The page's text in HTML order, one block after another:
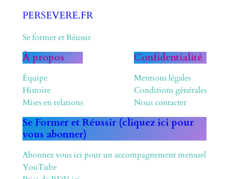
PERSEVERE.FR
Se former et Réussir
À propos
Équipe
Histoire
Mises en relations
Confidentialité
Mentions légales
Conditions générales
Nous contacter
Se Former et Réussir (cliquez ici pour
vous abonner)
Abonnez vous ici pour un accompagnement mensuel
YouTube